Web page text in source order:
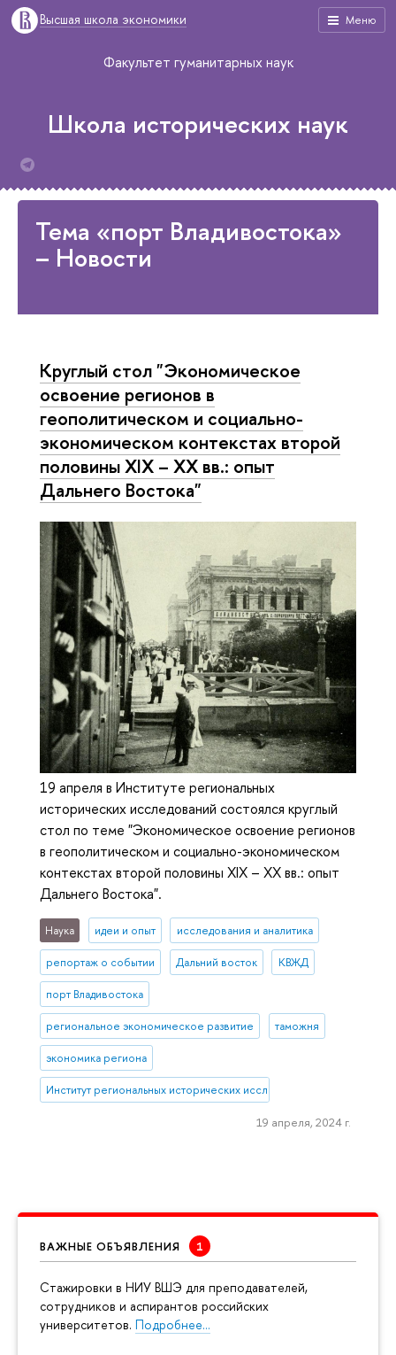
Меню
Высшая школа экономики
ВАЖНЫЕ ОБЪЯВЛЕНИЯ
Cтажировки в НИУ ВШЭ для преподавателей,
сотрудников и аспирантов российских
университетов. Подробнее…
Факультет гуманитарных наук
Школа исторических наук
Тема «порт Владивостока»
– Новости
Круглый стол "Экономическое
освоение регионов в
геополитическом и социально-
экономическом контекстах второй
половины XIX – ХХ вв.: опыт
Дальнего Востока"
19 апреля в Институте региональных
исторических исследований состоялся круглый
стол по теме "Экономическое освоение регионов
в геополитическом и социально-экономическом
контекстах второй половины XIX – ХХ вв.: опыт
Дальнего Востока".
Наука идеи и опыт исследования и аналитика
репортаж о событии Дальний восток КВЖД
порт Владивостока
региональное экономическое развитие таможня
экономика региона
Институт региональных исторических исследований
19 апреля, 2024 г.